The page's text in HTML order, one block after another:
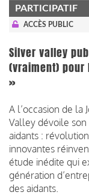
PARTICIPATIF
ACCÈS PUBLIC
Silver valley
(vraiment) pour
»
A l’occasion de la
Valley dévoile
aidants :
innovantes
étude inédite qui
génération
des aidants.